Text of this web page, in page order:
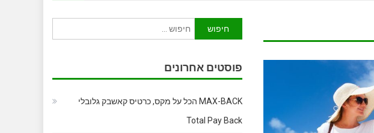
חיפוש:
פוסטים אחרונים
MAX-BACK הכל על מקס, כרטיס קאשבק גלובלי
Total Pay Back